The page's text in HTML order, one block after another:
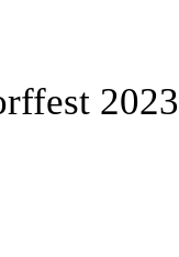
2023